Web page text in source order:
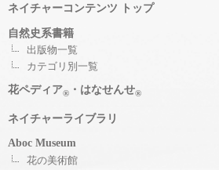
ネイチャーコンテンツ トップ
自然史系書籍
出版物一覧
カテゴリ別一覧
花ペディア® ・はなせんせ®
ネイチャーライブラリ
Aboc Museum
花の美術館